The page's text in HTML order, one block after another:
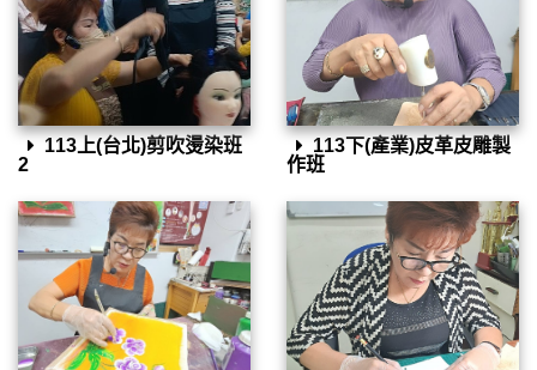
113上(台北)剪吹燙染班
2
113下(產業)皮革皮雕製
作班